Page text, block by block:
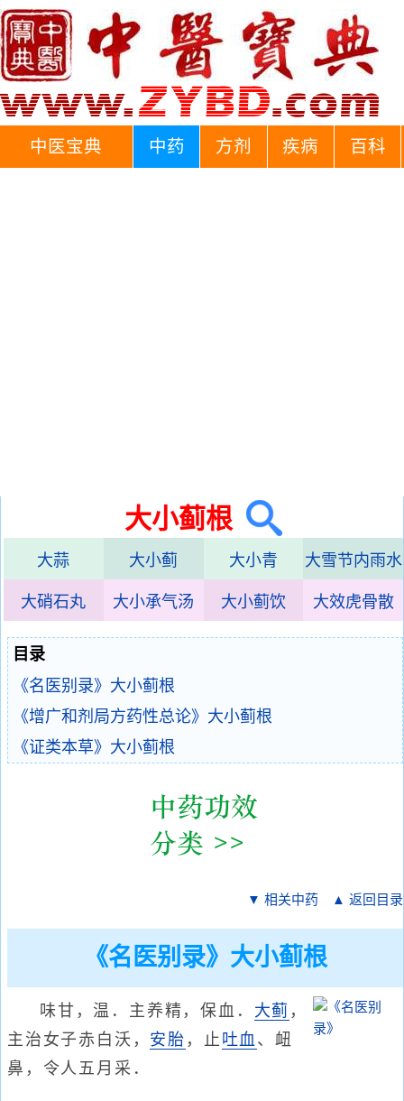
中医宝典 中药 方剂 疾病 百科
大小蓟根
大蒜 大小蓟 大小青 大雪节内雨水
大硝石丸 大小承气汤 大小蓟饮 大效虎骨散
目录
《名医别录》大小蓟根
《增广和剂局方药性总论》大小蓟根
《证类本草》大小蓟根
▼ 相关中药 ▲ 返回目录
《名医别录》大小蓟根
味甘，温．主养精，保血． 大蓟 ，
主治女子赤白沃， 安胎 ，止 吐血、衄
鼻，令人五月采．